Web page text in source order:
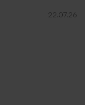
22.07.26